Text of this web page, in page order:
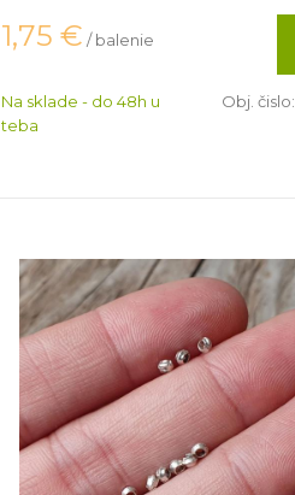
1,75 € / balenie
Na sklade - do 48h u
teba
Obj. čislo: